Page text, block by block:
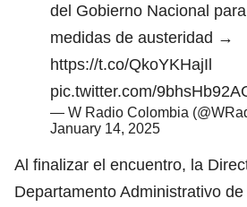
del Gobierno Nacional
medidas de austeridad →
https://t.co/QkoYKHajIl
pic.twitter.com/
— W Radio Colombia
January 14, 2025
Al finalizar el encuentro, la
Departamento Administrativo